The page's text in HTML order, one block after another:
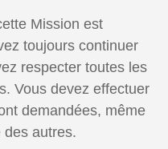
Mission est
toujours continuer
respecter toutes les
Vous devez effectuer
demandées, même
des autres.